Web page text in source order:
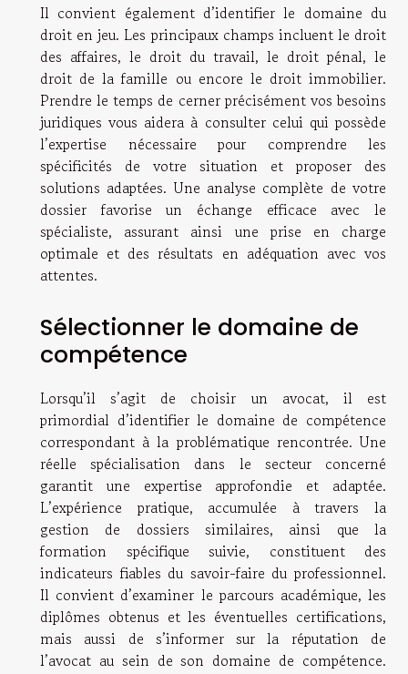
Il convient également d’identifier le domaine du
droit en jeu. Les principaux champs incluent le droit
des affaires, le droit du travail, le droit pénal, le
droit de la famille ou encore le droit immobilier.
Prendre le temps de cerner précisément vos besoins
juridiques vous aidera à consulter celui qui possède
l’expertise nécessaire pour comprendre les
spécificités de votre situation et proposer des
solutions adaptées. Une analyse complète de votre
dossier favorise un échange efficace avec le
spécialiste, assurant ainsi une prise en charge
optimale et des résultats en adéquation avec vos
attentes.
Sélectionner le domaine de
compétence
Lorsqu’il s’agit de choisir un avocat, il est
primordial d’identifier le domaine de compétence
correspondant à la problématique rencontrée. Une
réelle spécialisation dans le secteur concerné
garantit une expertise approfondie et adaptée.
L’expérience pratique, accumulée à travers la
gestion de dossiers similaires, ainsi que la
formation spécifique suivie, constituent des
indicateurs fiables du savoir-faire du professionnel.
Il convient d’examiner le parcours académique, les
diplômes obtenus et les éventuelles certifications,
mais aussi de s’informer sur la réputation de
l’avocat au sein de son domaine de compétence.